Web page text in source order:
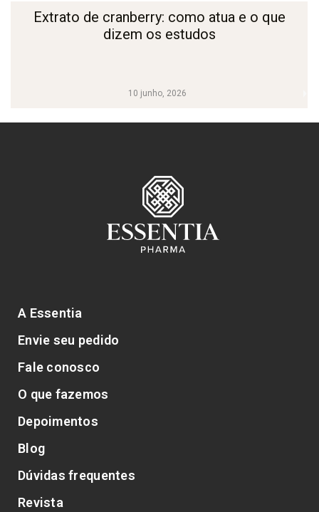
10 junho, 2026
Extrato de cranberry: como atua e o que
dizem os estudos
A Essentia
Envie seu pedido
Fale conosco
O que fazemos
Depoimentos
Blog
Dúvidas frequentes
Revista